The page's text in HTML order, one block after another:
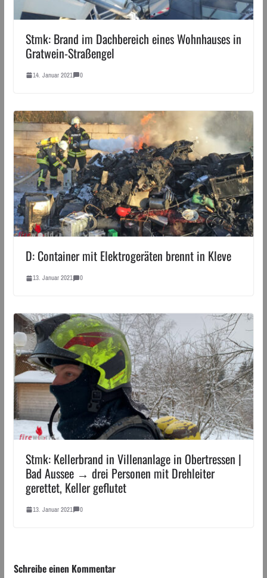
Stmk: Brand im Dachbereich eines Wohnhauses in
Gratwein-Straßengel
14. Januar 2021 0
D: Container mit Elektrogeräten brennt in Kleve
13. Januar 2021 0
Stmk: Kellerbrand in Villenanlage in Obertressen |
Bad Aussee → drei Personen mit Drehleiter
gerettet, Keller geflutet
13. Januar 2021 0
Schreibe einen Kommentar